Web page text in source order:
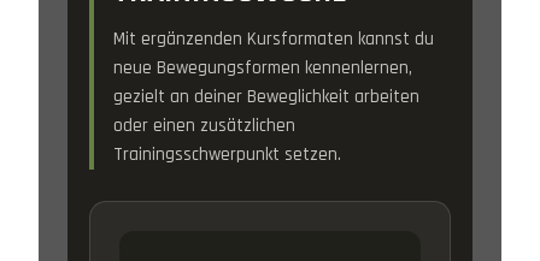
Mit ergänzenden Kursformaten kannst du
neue Bewegungsformen kennenlernen,
gezielt an deiner Beweglichkeit arbeiten
oder einen zusätzlichen
Trainingsschwerpunkt setzen.